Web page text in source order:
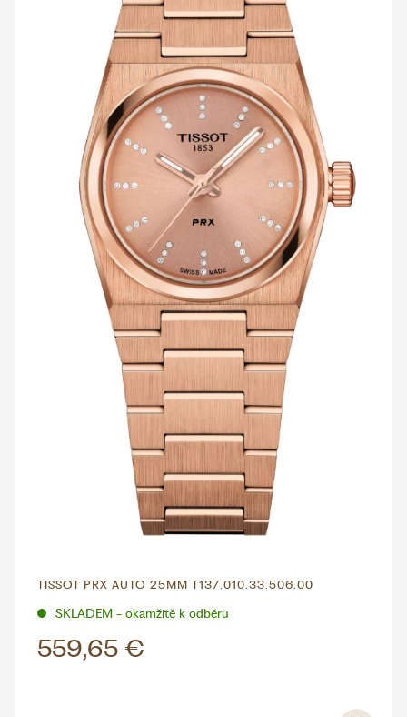
TISSOT PRX AUTO 25MM T137.010.33.506.00
SKLADEM - okamžitě k odběru
559,65 €